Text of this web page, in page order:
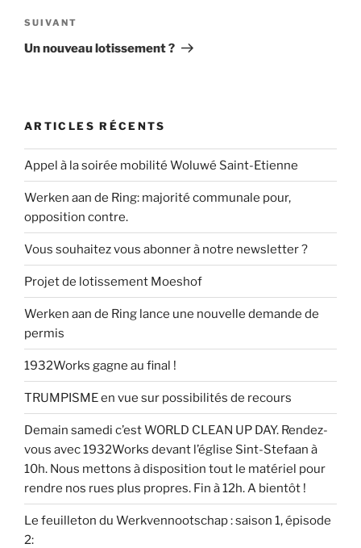
Article
suivant
SUIVANT
Un nouveau lotissement ?
ARTICLES RÉCENTS
Appel à la soirée mobilité Woluwé Saint-Etienne
Werken aan de Ring: majorité communale pour,
opposition contre.
Vous souhaitez vous abonner à notre newsletter ?
Projet de lotissement Moeshof
Werken aan de Ring lance une nouvelle demande de
permis
1932Works gagne au final !
TRUMPISME en vue sur possibilités de recours
Demain samedi c’est WORLD CLEAN UP DAY. Rendez-
vous avec 1932Works devant l’église Sint-Stefaan à
10h. Nous mettons à disposition tout le matériel pour
rendre nos rues plus propres. Fin à 12h. A bientôt !
Le feuilleton du Werkvennootschap : saison 1, épisode
2: